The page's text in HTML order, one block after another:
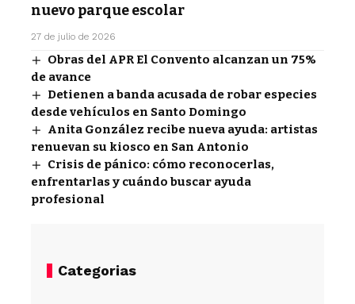
nuevo parque escolar
27 de julio de 2026
Obras del APR El Convento alcanzan un 75%
de avance
Detienen a banda acusada de robar especies
desde vehículos en Santo Domingo
Anita González recibe nueva ayuda: artistas
renuevan su kiosco en San Antonio
Crisis de pánico: cómo reconocerlas,
enfrentarlas y cuándo buscar ayuda
profesional
Categorias